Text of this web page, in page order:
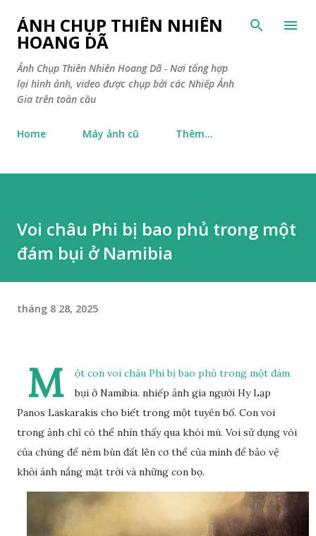
Chuyển đến nội dung chính
ẢNH CHỤP THIÊN NHIÊN
HOANG DÃ
Ảnh Chụp Thiên Nhiên Hoang Dã - Nơi tổng hợp
lại hình ảnh, video được chụp bởi các Nhiếp Ảnh
Gia trên toàn cầu
Home Máy ảnh cũ Thêm…
Voi châu Phi bị bao phủ trong một
đám bụi ở Namibia
tháng 8 28, 2025
M
ột con voi châu Phi bị bao phủ trong một đám
bụi ở Namibia. nhiếp ảnh gia người Hy Lạp
Panos Laskarakis cho biết trong một tuyên bố. Con voi
trong ảnh chỉ có thể nhìn thấy qua khói mù. Voi sử dụng vòi
của chúng để ném bùn đất lên cơ thể của mình để bảo vệ
khỏi ánh nắng mặt trời và những con bọ.